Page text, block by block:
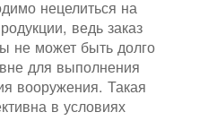
нецелиться на
ведь заказ
не может быть долго
для выполнения
вооружения. Такая
в условиях